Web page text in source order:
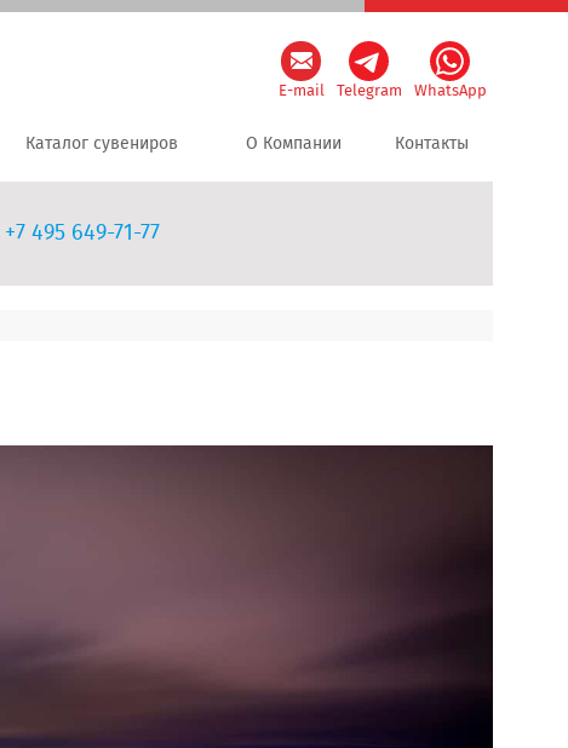
E-mail Telegram WhatsApp
Каталог сувениров О Компании Контакты
+7 495 649-71-77